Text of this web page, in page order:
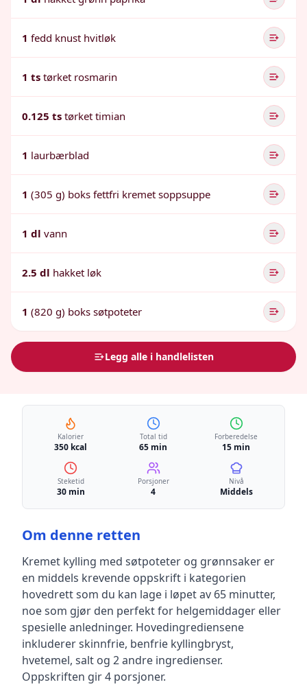
1 fedd knust hvitløk
1 ts tørket rosmarin
0.125 ts tørket timian
1 laurbærblad
1 (305 g) boks fettfri kremet soppsuppe
1 dl vann
2.5 dl hakket løk
1 (820 g) boks søtpoteter
Legg alle i handlelisten
Kalorier
350 kcal
Total tid
65 min
Forberedelse
15 min
Steketid
30 min
Porsjoner
4
Nivå
Middels
Om denne retten
Kremet kylling med søtpoteter og grønnsaker er
en middels krevende oppskrift i kategorien
hovedrettsom du kan lage i løpet av 65 minutter,
noe som gjør den perfekt for helgemiddager eller
spesielle anledninger. Hovedingrediensene
inkludererskinnfrie, benfrie kyllingbryst,
hvetemel, salt og 2 andre ingredienser.
Oppskriften gir4 porsjoner.